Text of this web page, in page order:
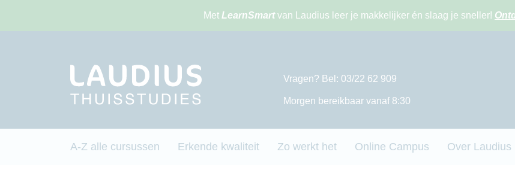
Met LearnSmartvan Laudius leer je makkelijker én slaag je sneller!
Vragen? Bel: 03/22 62 909
Morgen bereikbaar vanaf 8:30
A-Z alle cursussen Erkende kwaliteit Zo werkt het Online Campus Over Laudius